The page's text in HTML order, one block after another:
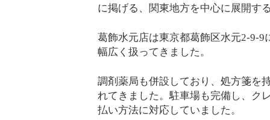
に掲げる、関東地方を中心に展開す
葛飾水元店は東京都葛飾区水元2-9-
幅広く扱ってきました。
調剤薬局も併設しており、処方箋を
れてきました。駐車場も完備し、ク
払い方法に対応していました。